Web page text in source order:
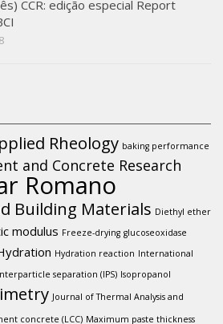
CCR: edição especial Report
Rheology baking performance
and Concrete Research
Romano
Building Materials Diethyl ether
modulus Freeze-drying glucoseoxidase
Hydration reaction International
separation (IPS) Isopropanol
Journal of Thermal Analysis and
concrete (LCC) Maximum paste thickness